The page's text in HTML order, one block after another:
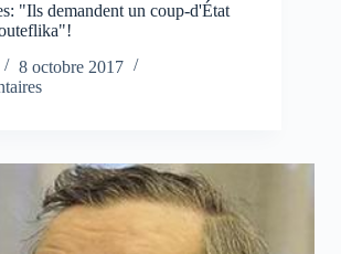
"Ils demandent un coup-d'État
8 octobre 2017